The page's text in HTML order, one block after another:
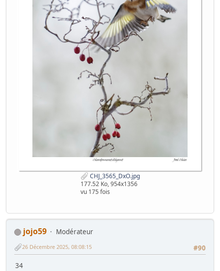
CHJ_3565_DxO.jpg
177.52 Ko, 954x1356
vu 175 fois
jojo59
Modérateur
#90
26 Décembre 2025, 08:08:15
34